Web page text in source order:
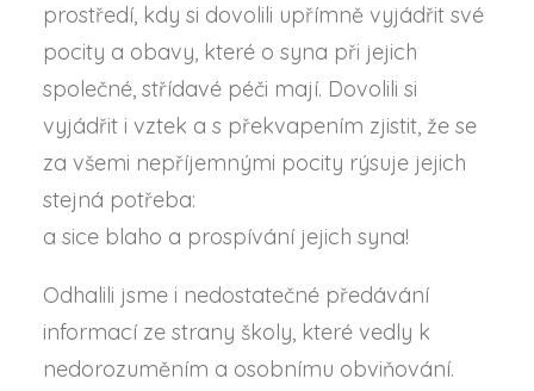
prostředí, kdy si dovolili upřímně vyjádřit své
pocity a obavy, které o syna při jejich
společné, střídavé péči mají. Dovolili si
vyjádřit i vztek a s překvapením zjistit, že se
za všemi nepříjemnými pocity rýsuje jejich
stejná potřeba:
a sice blaho a prospívání jejich syna!
Odhalili jsme i nedostatečné předávání
informací ze strany školy, které vedly k
nedorozuměním a osobnímu obviňování.